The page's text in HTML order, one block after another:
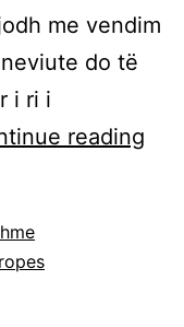
me vendim
do të
i ri i
reading